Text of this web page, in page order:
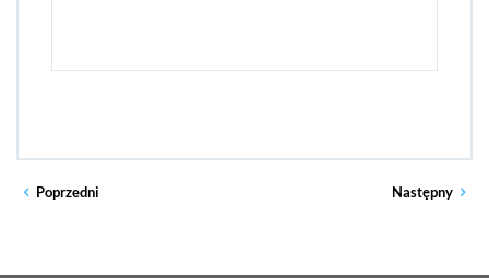
Poprzedni Następny